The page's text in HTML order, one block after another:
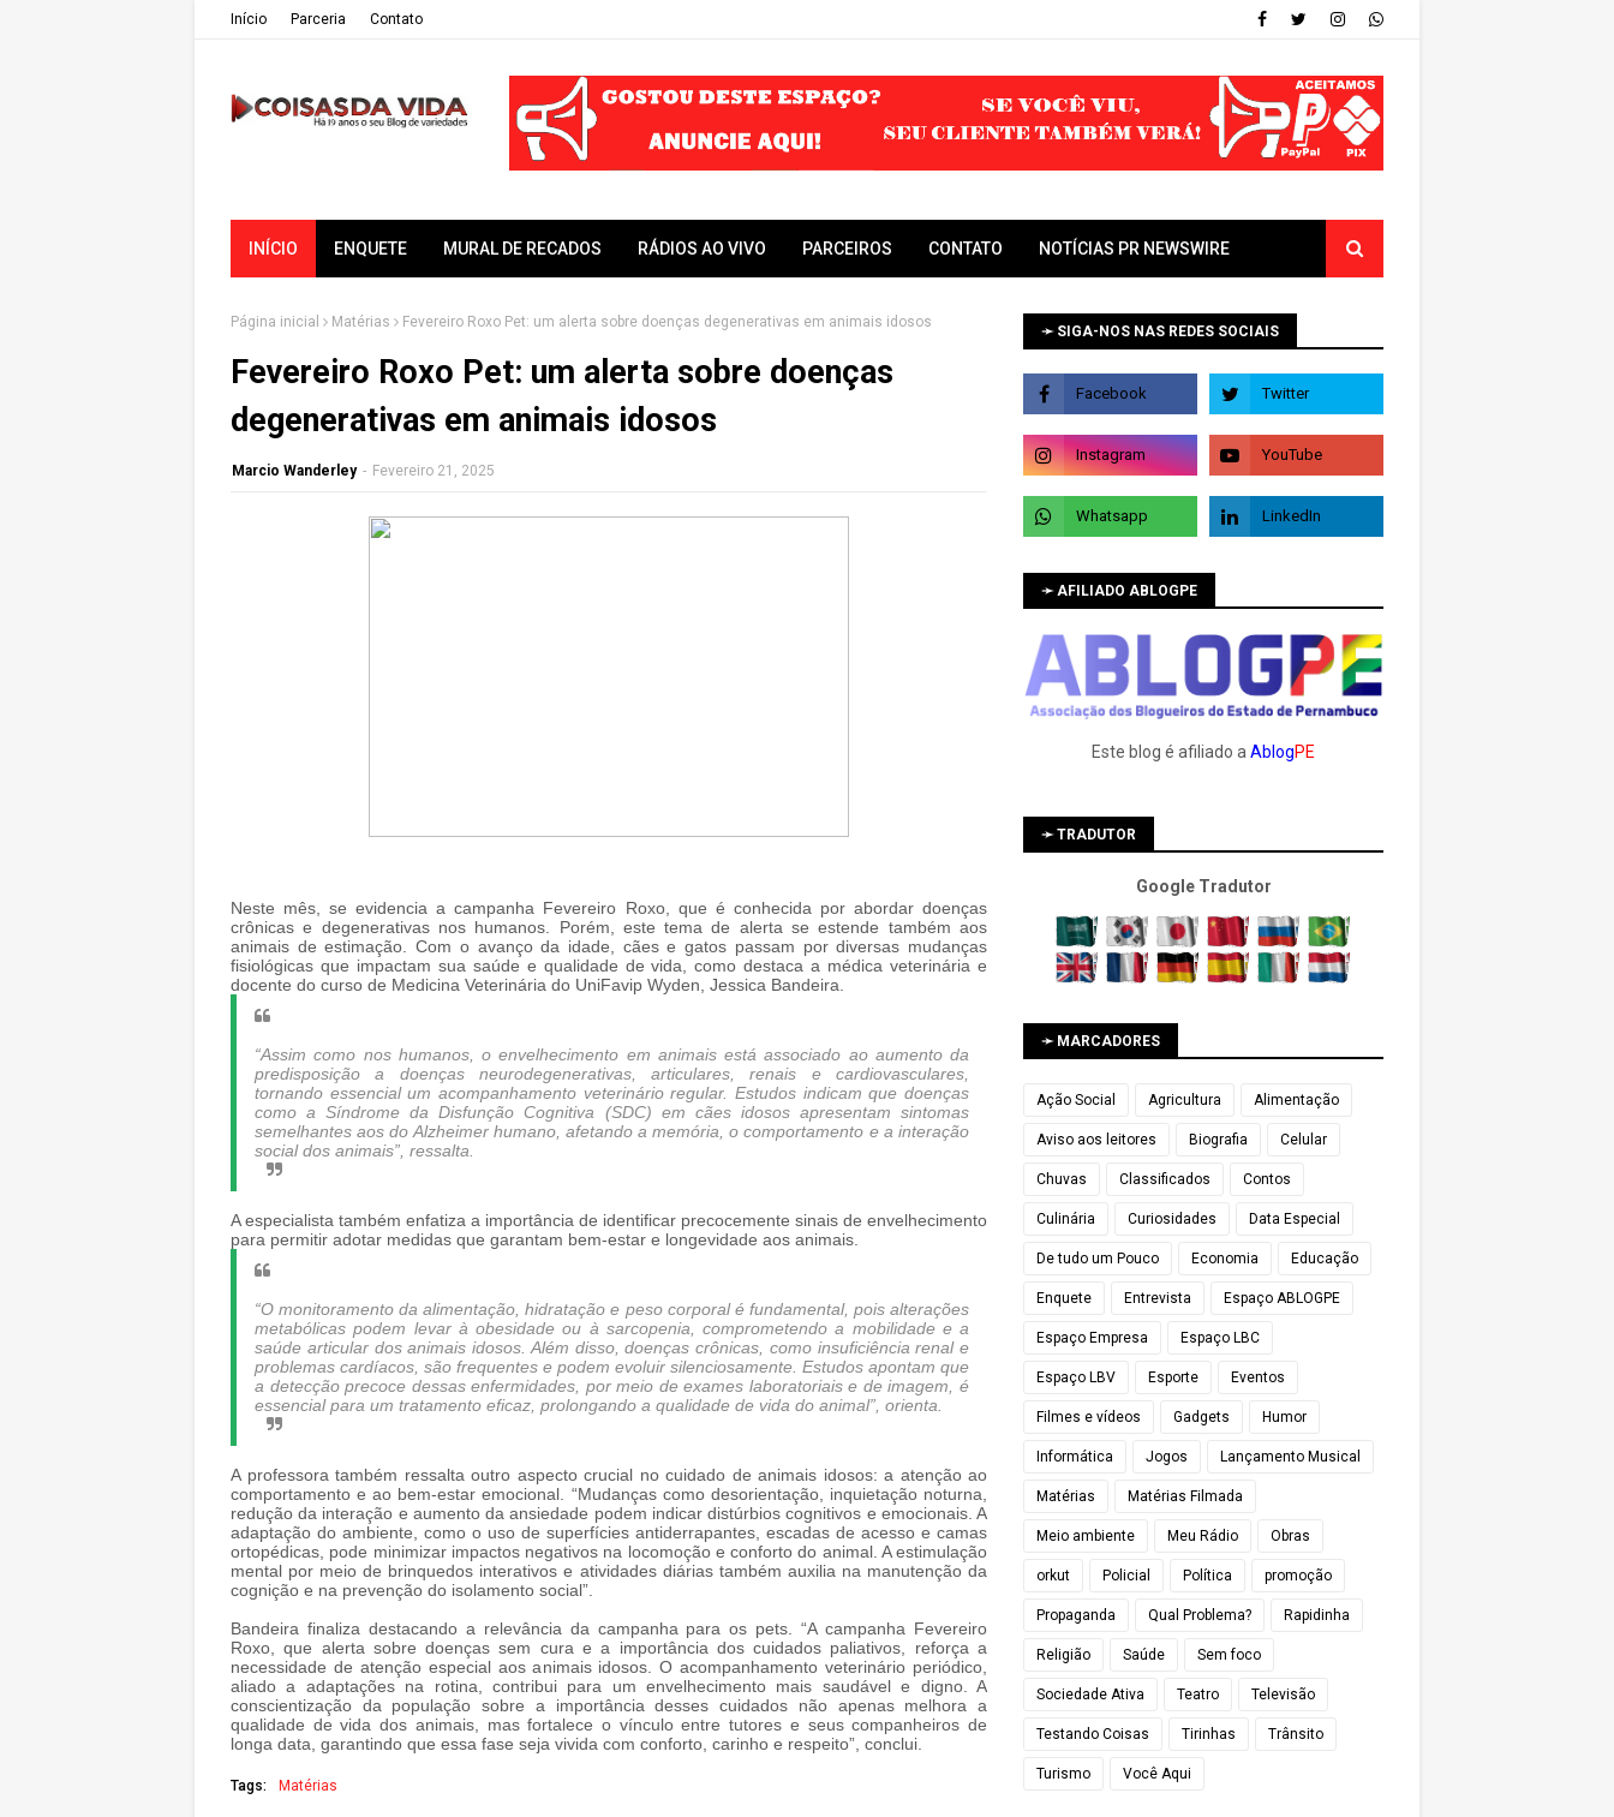
Iní­cio Parceria Contato
INÍCIO ENQUETE MURAL DE RECADOS RÁDIOS AO VIVO PARCEIROS CONTATO NOTÍCIAS PR NEWSWIRE
Página inicial Matérias Fevereiro Roxo Pet: um alerta sobre doenças degenerativas em animais idosos
Fevereiro Roxo Pet: um alerta sobre doenças
degenerativas em animais idosos
Marcio Wanderley - Fevereiro 21, 2025
Neste mês, se evidencia a campanha Fevereiro Roxo, que é conhecida por abordar doenças
crônicas e degenerativas nos humanos. Porém, este tema de alerta se estende também aos
animais de estimação. Com o avanço da idade, cães e gatos passam por diversas mudanças
fisiológicas que impactam sua saúde e qualidade de vida, como destaca a médica veterinária e
docente do curso de Medicina Veterinária do UniFavip Wyden, Jessica Bandeira.
“Assim como nos humanos, o envelhecimento em animais está associado ao aumento da
predisposição a doenças neurodegenerativas, articulares, renais e cardiovasculares,
tornando essencial um acompanhamento veterinário regular. Estudos indicam que doenças
como a Síndrome da Disfunção Cognitiva (SDC) em cães idosos apresentam sintomas
semelhantes aos do Alzheimer humano, afetando a memória, o comportamento e a interação
social dos animais”, ressalta.
A especialista também enfatiza a importância de identificar precocemente sinais de envelhecimento
para permitir adotar medidas que garantam bem-estar e longevidade aos animais.
“O monitoramento da alimentação, hidratação e peso corporal é fundamental, pois alterações
metabólicas podem levar à obesidade ou à sarcopenia, comprometendo a mobilidade e a
saúde articular dos animais idosos. Além disso, doenças crônicas, como insuficiência renal e
problemas cardíacos, são frequentes e podem evoluir silenciosamente. Estudos apontam que
a detecção precoce dessas enfermidades, por meio de exames laboratoriais e de imagem, é
essencial para um tratamento eficaz, prolongando a qualidade de vida do animal”, orienta.
A professora também ressalta outro aspecto crucial no cuidado de animais idosos: a atenção ao
comportamento e ao bem-estar emocional. “Mudanças como desorientação, inquietação noturna,
redução da interação e aumento da ansiedade podem indicar distúrbios cognitivos e emocionais. A
adaptação do ambiente, como o uso de superfícies antiderrapantes, escadas de acesso e camas
ortopédicas, pode minimizar impactos negativos na locomoção e conforto do animal. A estimulação
mental por meio de brinquedos interativos e atividades diárias também auxilia na manutenção da
cognição e na prevenção do isolamento social”.
Bandeira finaliza destacando a relevância da campanha para os pets. “A campanha Fevereiro
Roxo, que alerta sobre doenças sem cura e a importância dos cuidados paliativos, reforça a
necessidade de atenção especial aos animais idosos. O acompanhamento veterinário periódico,
aliado a adaptações na rotina, contribui para um envelhecimento mais saudável e digno. A
conscientização da população sobre a importância desses cuidados não apenas melhora a
qualidade de vida dos animais, mas fortalece o vínculo entre tutores e seus companheiros de
longa data, garantindo que essa fase seja vivida com conforto, carinho e respeito”, conclui.
Tags: Matérias
➛ SIGA-NOS NAS REDES SOCIAIS
➛ AFILIADO ABLOGPE
Este blog é afiliado a AblogPE
➛ TRADUTOR
Google Tradutor
➛ MARCADORES
Ação Social Agricultura Alimentação
Aviso aos leitores Biografia Celular
Chuvas Classificados Contos
Culinária Curiosidades Data Especial
De tudo um Pouco Economia Educação
Enquete Entrevista Espaço ABLOGPE
Espaço Empresa Espaço LBC
Espaço LBV Esporte Eventos
Filmes e vídeos Gadgets Humor
Informática Jogos Lançamento Musical
Matérias Matérias Filmada
Meio ambiente Meu Rádio Obras
orkut Policial Política promoção
Propaganda Qual Problema? Rapidinha
Religião Saúde Sem foco
Sociedade Ativa Teatro Televisão
Testando Coisas Tirinhas Trânsito
Turismo Você Aqui